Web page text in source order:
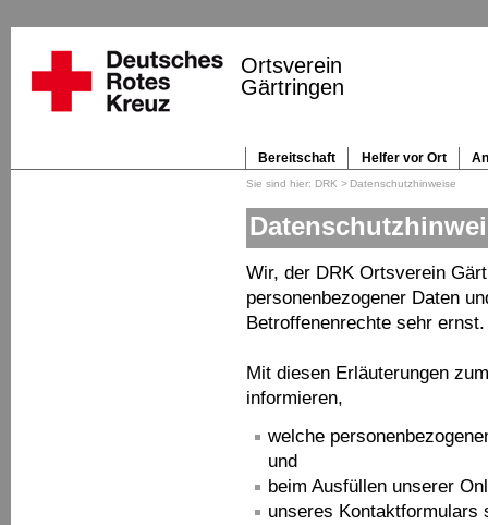
Ortsverein
Gärtringen
Navigation
überspringen
Bereitschaft Helfer vor Ort
DRK Datenschutzhinweise
Wir, der DRK Ortsverein
personenbezogener Daten
Betroffenenrechte sehr ernst.
Mit diesen Erläuterungen
informieren,
welche
und
beim Ausfüllen unserer
unseres Kontaktformulars